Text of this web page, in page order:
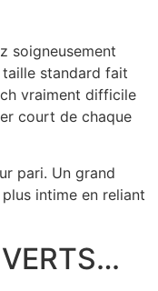
soigneusement
taille standard fait
vraiment difficile
court de chaque
pari. Un grand
intime en reliant